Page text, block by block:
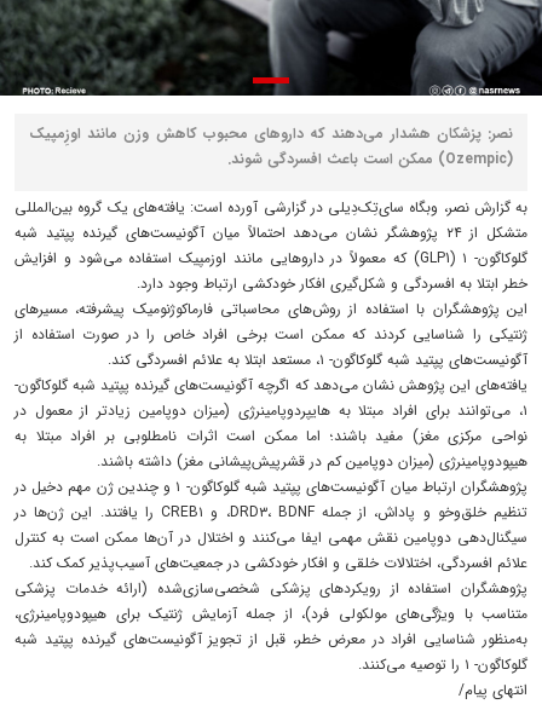
نصر: پزشکان هشدار می‌دهند که داروهای محبوب کاهش وزن مانند اوزِمپیک
(Ozempic) ممکن است باعث افسردگی شوند.
به گزارش نصر، وبگاه سای‌تِک‌دِیلی در گزارشی آورده است: یافته‌های یک گروه بین‌المللی
متشکل از ۲۴ پژوهشگر نشان می‌دهد احتمالاً میان آگونیست‌های گیرنده پپتید شبه
گلوکاگون- ۱ (GLP1) که معمولاً در داروهایی مانند اوزمپیک استفاده می‌شود و افزایش
خطر ابتلا به افسردگی و شکل‌گیری افکار خودکشی ارتباط وجود دارد.
این پژوهشگران با استفاده از روش‌های محاسباتی فارماکوژنومیک پیشرفته، مسیرهای
ژنتیکی را شناسایی کردند که ممکن است برخی افراد خاص را در صورت استفاده از
آگونیست‌های پپتید شبه گلوکاگون- ۱، مستعد ابتلا به علائم افسردگی کند.
یافته‌های این پژوهش نشان می‌دهد که اگرچه آگونیست‌های گیرنده پپتید شبه گلوکاگون-
۱، می‌توانند برای افراد مبتلا به هایپردوپامینرژی (میزان دوپامین زیادتر از معمول در
نواحی مرکزی مغز) مفید باشند؛ اما ممکن است اثرات نامطلوبی بر افراد مبتلا به
هیپودوپامینرژی (میزان دوپامین کم در قشرپیش‌پیشانی مغز) داشته باشند.
پژوهشگران ارتباط میان آگونیست‌های پپتید شبه گلوکاگون- ۱ و چندین ژن مهم دخیل در
تنظیم خلق‌وخو و پاداش، از جمله DRD۳، BDNF، و CREB۱ را یافتند. این ژن‌ها در
سیگنال‌دهی دوپامین نقش مهمی ایفا می‌کنند و اختلال در آن‌ها ممکن است به کنترل
علائم افسردگی، اختلالات خلقی و افکار خودکشی در جمعیت‌های آسیب‌پذیر کمک کند.
پژوهشگران استفاده از رویکردهای پزشکی شخصی‌سازی‌شده (ارائه خدمات پزشکی
متناسب با ویژگی‌های مولکولی فرد)، از جمله آزمایش ژنتیک برای هیپودوپامینرژی،
به‌منظور شناسایی افراد در معرض خطر، قبل از تجویز آگونیست‌های گیرنده پپتید شبه
گلوکاگون- ۱ را توصیه می‌کنند.
انتهای پیام/